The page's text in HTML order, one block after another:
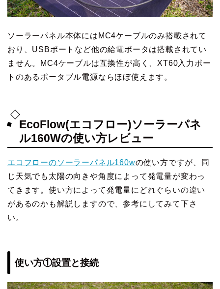
ソーラーパネル本体にはMC4ケーブルのみ搭載されて
おり、USBポートなど他の給電ポータは搭載されてい
ません。MC4ケーブルは互換性が高く、XT60入力ポー
トのあるポータブル電源ならほぼ使えます。
EcoFlow(エコフロー)ソーラーパネ
ル160Wの使い方レビュー
エコフローのソーラーパネル160wの使い方ですが、同
じ天気でも太陽の向きや角度によって発電量が変わっ
てきます。使い方によって発電量にどれぐらいの違い
があるのかも解説しますので、参考にしてみて下さ
い。
使い方①設置と接続